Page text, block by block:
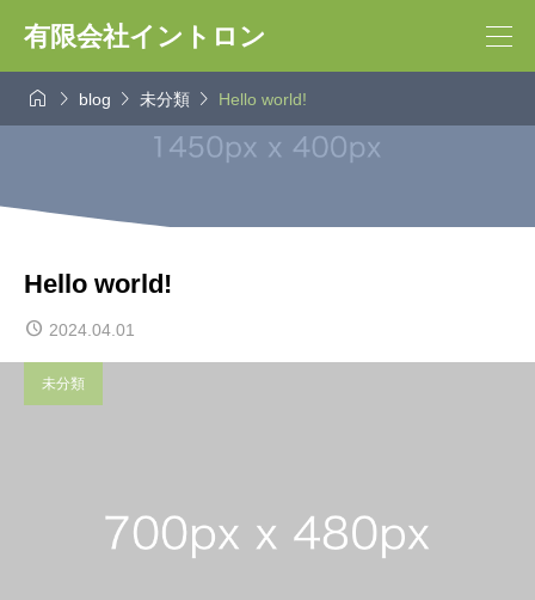
有限会社イントロン
  blog  未分類  Hello world!
Hello world!
2024.04.01
未分類